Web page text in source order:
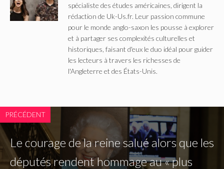
spécialiste des études américaines, dirigent la
rédaction de Uk-Us.fr. Leur passion commune
pour le monde anglo-saxon les pousse à explorer
et à partager ses complexités culturelles et
historiques, faisant d'eux le duo idéal pour guider
les lecteurs à travers les richesses de
l'Angleterre et des États-Unis.
PRÉCÉDENT
Le courage de la reine salué alors que les
députés rendent hommage au « plus